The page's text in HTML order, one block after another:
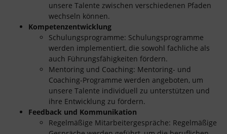
unsere Talente zwischen verschiedenen Pfaden
wechseln können.
Kompetenzentwicklung
Schulungsprogramme: Schulungsprogramme
werden implementiert, die sowohl fachliche als
auch Führungsfähigkeiten fördern.
Mentoring und Coaching: Mentoring- und
Coaching-Programme werden angeboten, um
unsere Talente individuell zu unterstützen und
ihre Entwicklung zu fördern.
Feedback und Kommunikation
Regelmäßige Mitarbeitergespräche: Regelmäßige